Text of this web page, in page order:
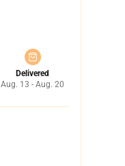
Delivered
Aug. 13 - Aug. 20